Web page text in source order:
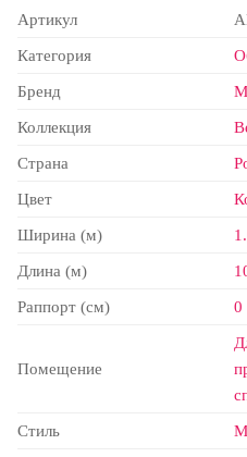
Артикул
Категория
Бренд
Коллекция
Страна
Цвет
Ширина (м)
Длина (м)
Раппорт (см) 0
Помещение
Стиль